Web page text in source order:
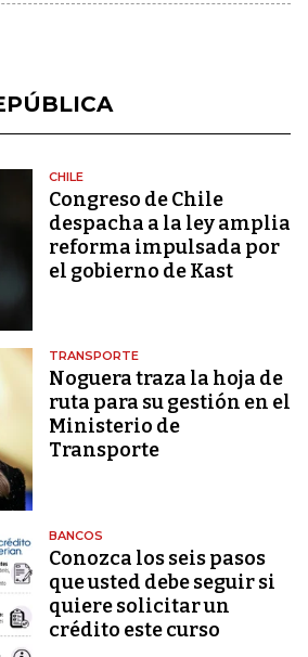
CHILE
Congreso de Chile
despacha a la ley amplia
reforma impulsada por
el gobierno de Kast
TRANSPORTE
Noguera traza la hoja de
ruta para su gestión en el
Ministerio de
Transporte
BANCOS
Conozca los seis pasos
que usted debe seguir si
quiere solicitar un
crédito este curso